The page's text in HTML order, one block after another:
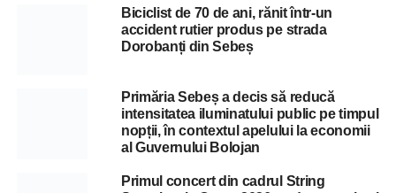
Biciclist de 70 de ani, rănit într-un
accident rutier produs pe strada
Dorobanți din Sebeș
Primăria Sebeș a decis să reducă
intensitatea iluminatului public pe timpul
nopții, în contextul apelului la economii
al Guvernului Bolojan
Primul concert din cadrul String